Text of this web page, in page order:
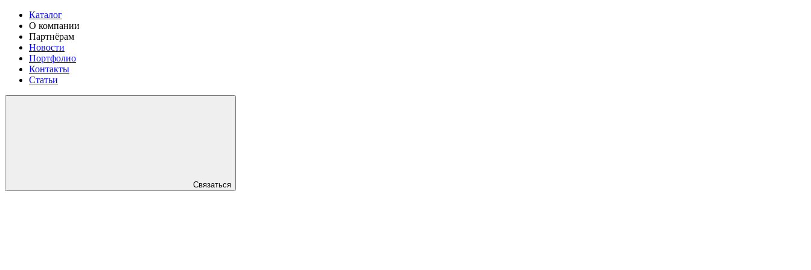
Каталог
О компании
Партнёрам
Новости
Портфолио
Контакты
Статьи
Связаться